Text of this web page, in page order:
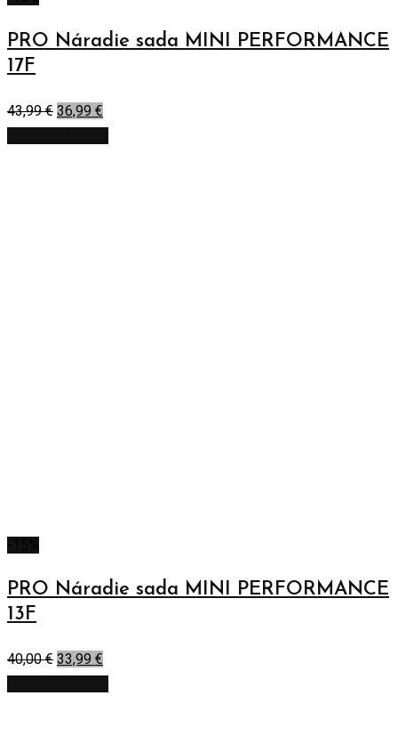
PRO Náradie sada MINI PERFORMANCE
17F
43,99€ 36,99 €
PRO Náradie sada MINI PERFORMANCE
13F
40,00€ 33,99 €